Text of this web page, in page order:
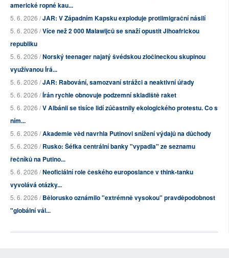
americké ropné kau...
5. 6. 2026 /JAR: V Západním Kapsku exploduje protiimigrační násilí
5. 6. 2026 /Více než 2 000 Malawijců se snaží opustit Jihoafrickou
republiku
5. 6. 2026 /Norský teenager najatý švédskou zločineckou skupinou
využívanou Írá...
5. 6. 2026 /JAR: Rabování, samozvaní strážci a neaktivní úřady
5. 6. 2026 /Írán rychle obnovuje podzemní skladiště raket
5. 6. 2026 /V Albánii se tisíce lidí zúčastnily ekologického protestu. Co s
ním...
5. 6. 2026 /Akademie věd navrhla Putinovi snížení výdajů na důchody
5. 6. 2026 /Rusko: Šéfka centrální banky "vypadla" ze seznamu
řečníků na Putino...
5. 6. 2026 /Neoficiální role českého europoslance v think-tanku
vyvolává otázky...
5. 6. 2026 /Bělorusko oznámilo "extrémně vysokou" pravděpodobnost
"globální vál...